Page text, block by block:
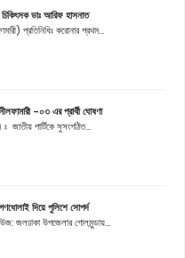
চিকিৎসক ডাঃ আরিফ হাসনাত
প্রতিনিধিঃ করোনার প্রথম...
-০৩ এর প্রার্থী ঘোষণা
জাতীয় পার্টিকে সুসংগঠিত...
দিয়ে পুলিশে সোপর্দ
জলঢাকা উপজেলার গোলমুন্ডায়...